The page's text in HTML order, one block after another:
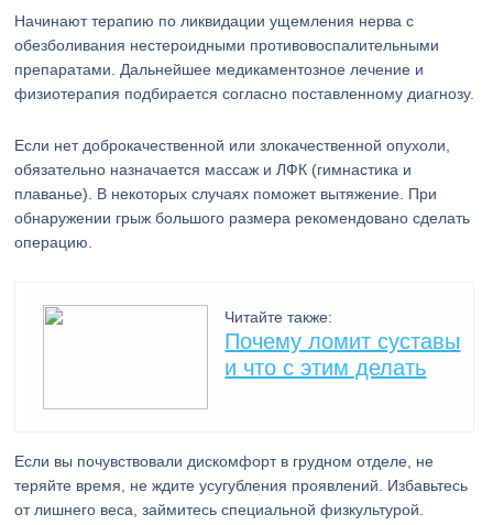
Начинают терапию по ликвидации ущемления нерва с
обезболивания нестероидными противовоспалительными
препаратами. Дальнейшее медикаментозное лечение и
физиотерапия подбирается согласно поставленному диагнозу.
Если нет доброкачественной или злокачественной опухоли,
обязательно назначается массаж и ЛФК (гимнастика и
плаванье). В некоторых случаях поможет вытяжение. При
обнаружении грыж большого размера рекомендовано сделать
операцию.
Читайте также:
Почему ломит суставы
и что с этим делать
Если вы почувствовали дискомфорт в грудном отделе, не
теряйте время, не ждите усугубления проявлений. Избавьтесь
от лишнего веса, займитесь специальной физкультурой.